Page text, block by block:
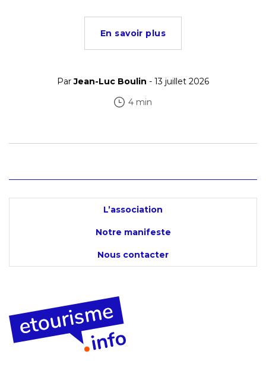
En savoir plus
ParJean-Luc Boulin - 13 juillet 2026
4 min
L’association
Notre manifeste
Nous contacter